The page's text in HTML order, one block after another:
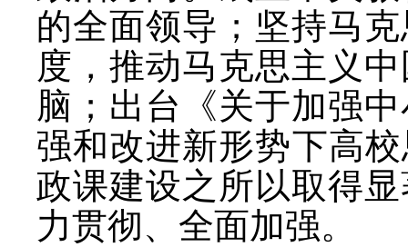
的全面领导；坚持马
度，推动马克思主义
脑；出台《关于加强
强和改进新形势下高
政课建设之所以取得
力贯彻、全面加强。